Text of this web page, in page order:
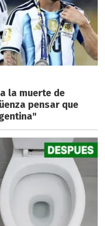
la muerte de
pensar que